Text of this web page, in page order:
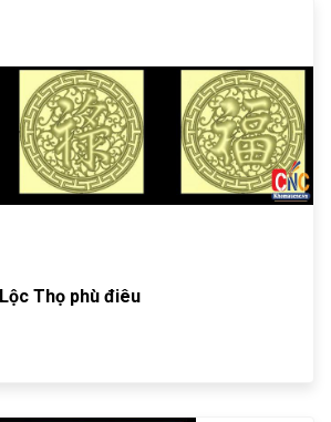
Thọ phù điêu